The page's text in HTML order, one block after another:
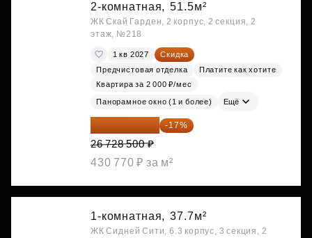
2-комнатная, 51.5м²
ЖК Скай Гарден, 2 корпус, 2 секция, 2
этаж, №218
1 кв 2027
Скидка
Предчистовая отделка
Платите как хотите
Квартира за 2 000 ₽/мес
Панорамное окно (1 и более) Ещё
22 184 655 ₽ -17%
26 728 500 ₽
430 770 ₽ за м²
1-комнатная, 37.7м²
ЖК Сидней Сити, 6.3 корпус, 3 секция, 2